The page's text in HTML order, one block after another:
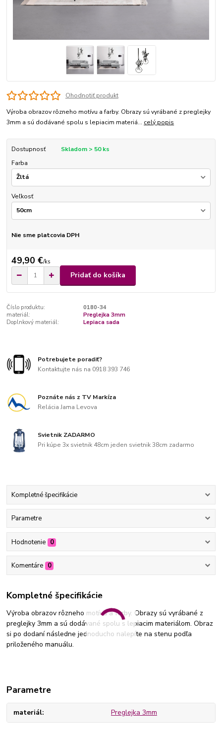
Ohodnotiť produkt
Výroba obrazov rôzneho motívu a farby. Obrazy sú vyrábané z preglejky
3mm a sú dodávané spolu s lepiacim materiá... celý popis
Dostupnosť
Skladom > 50 ks
Farba
Veľkosť
Nie sme platcovia DPH
49,90 €/ks
Pridať do košíka
Číslo produktu:
0180-34
materiál:
Preglejka 3mm
Doplnkový materiál:
Lepiaca sada
Potrebujete poradiť?
Kontaktujte nás na 0918 393 746
Poznáte nás z TV Markíza
Relácia Jama Levova
Svietnik ZADARMO
Pri kúpe 3x svietnik 48cm jeden svietnik 38cm zadarmo
Kompletné špecifikácie
Parametre
Hodnotenie 0
Komentáre 0
Kompletné špecifikácie
Výroba obrazov rôzneho motívu a farby. Obrazy sú vyrábané z
preglejky 3mm a sú dodávané spolu s lepiacim materiálom. Obraz
si po dodaní následne jednoducho nalepíte na stenu podľa
priloženého manuálu.
Parametre
materiál Preglejka 3mm